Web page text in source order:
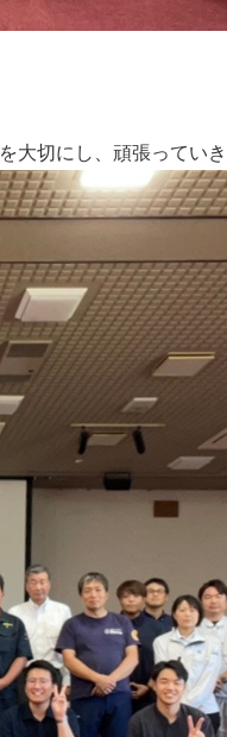
大切にし、頑張ってい